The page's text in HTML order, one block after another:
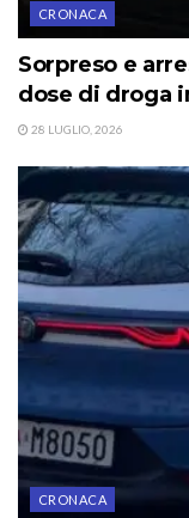
CRONACA
Sorpreso e
dose di droga
28 LUGLIO, 2026
CRONACA